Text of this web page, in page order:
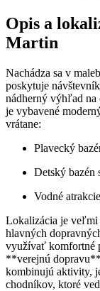
Opis a
Martin
Nachádza sa v
poskytuje
nádherný výhľad
je vybavené
vrátane:
Plavecký
Detský bazén
Vodné
Lokalizácia je veľmi
hlavných
využívať komfortné
**verejnú
kombinujú aktivity,
chodníkov, ktoré